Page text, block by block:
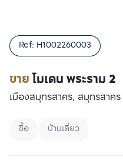
ขายโมเดน พระราม 2
Ref: H1002260003
เมืองสมุทรสาคร, สมุทรสาคร
ซื้อ บ้านเดี่ยว
เปรียบเทียบ